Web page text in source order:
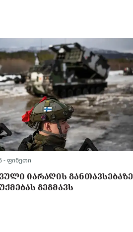
- ფინეთი
ᲘᲐᲠᲐᲦᲘᲡ ᲒᲐᲜᲗᲐᲕᲡᲔᲑᲐᲖᲔ
ᲒᲔᲒᲛᲐᲕᲡ